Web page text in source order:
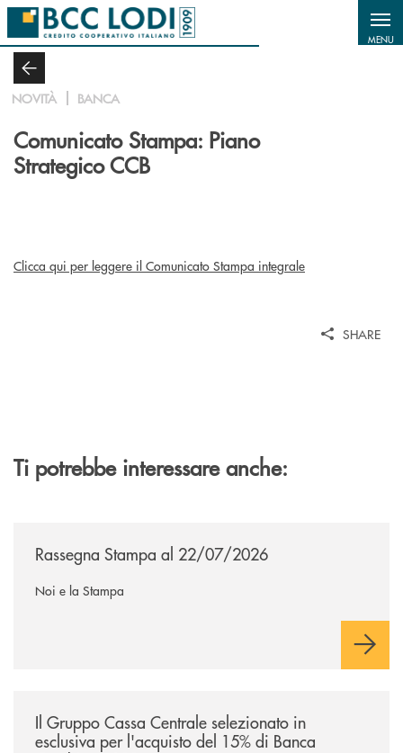
Salta al contenuto principale
MENU
NOVITÀ BANCA
Comunicato Stampa: Piano
Strategico CCB
Clicca qui per leggere il Comunicato Stampa integrale
SHARE
Ti potrebbe interessare anche:
Rassegna Stampa al 22/07/2026
Noi e la Stampa
Il Gruppo Cassa Centrale selezionato in
esclusiva per l'acquisto del 15% di Banca